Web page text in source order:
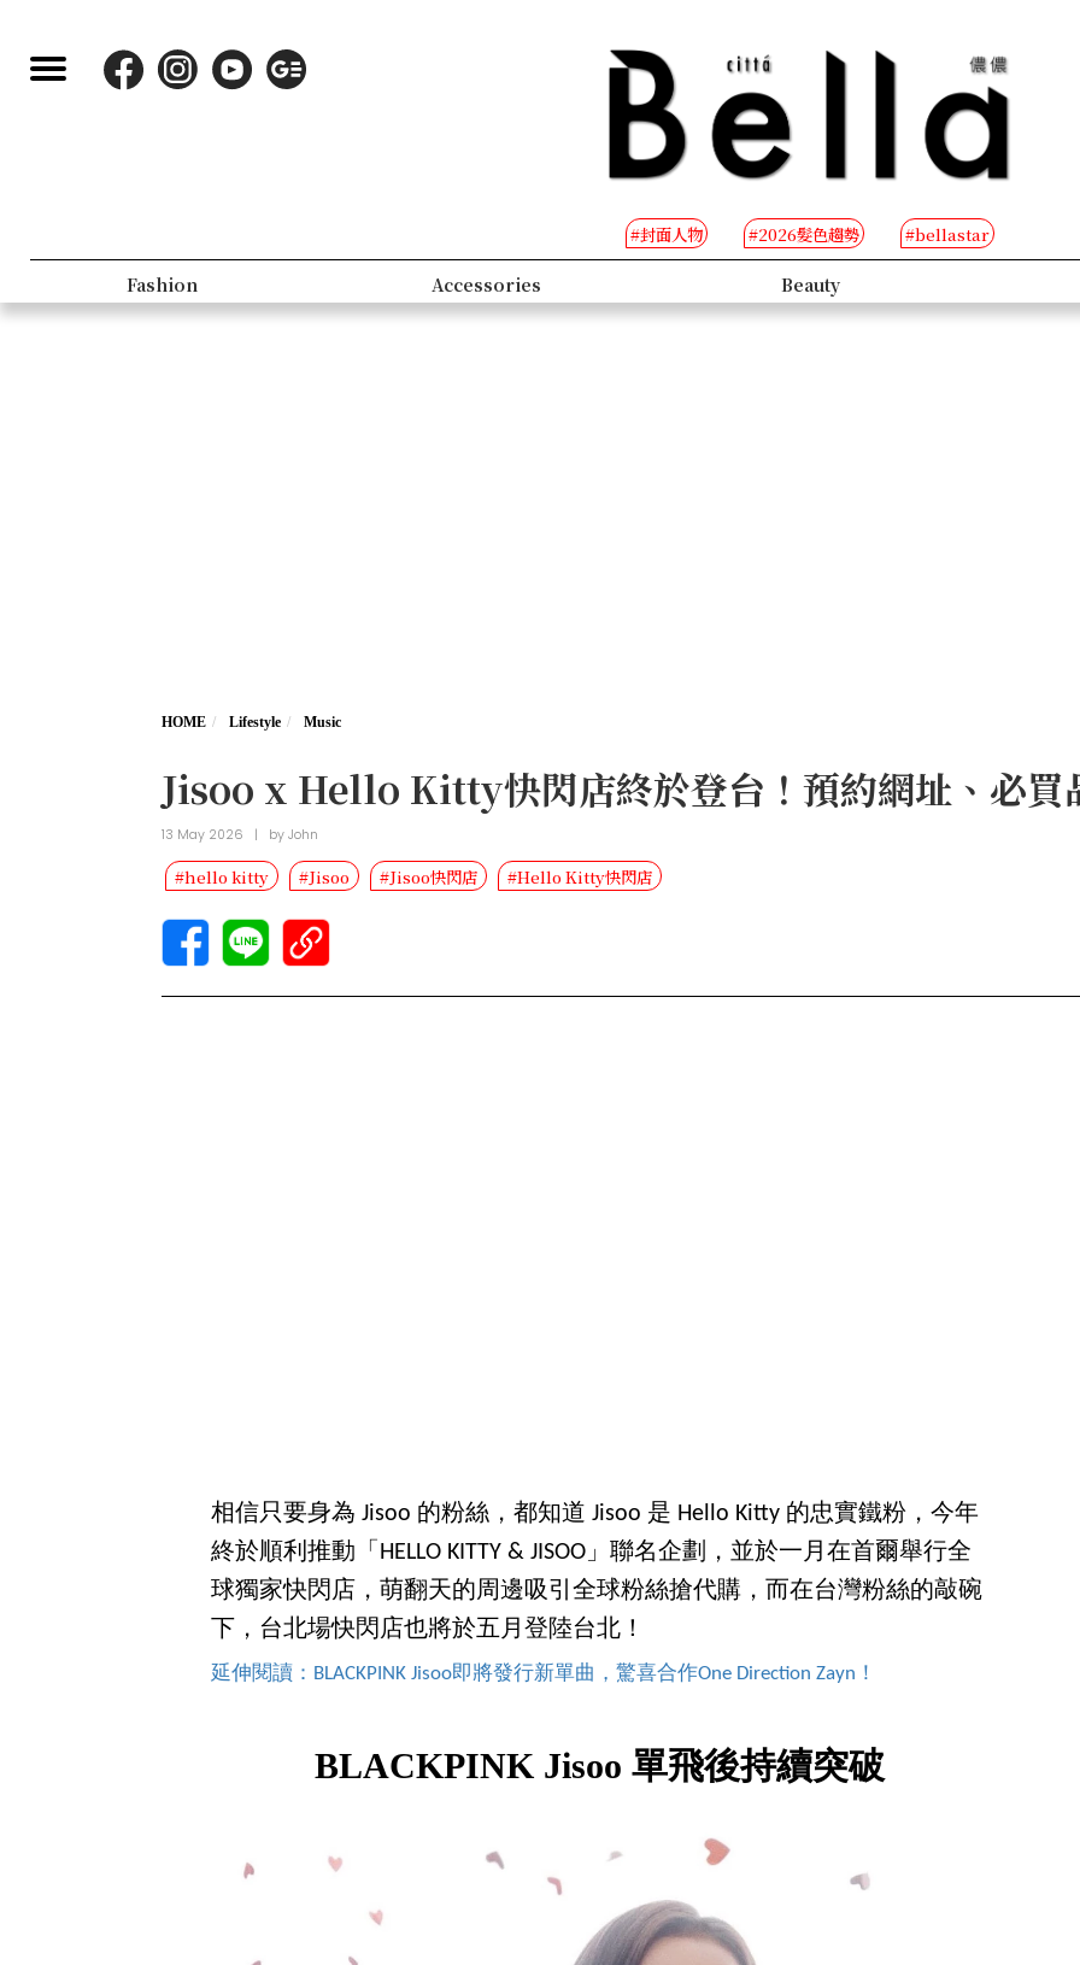
#封面人物 #2026髮色趨勢 #bellastar
Fashion Accessories Beauty
HOME Lifestyle Music
Jisoo x Hello Kitty快閃店終於登台！預約網址、必買
13 May 2026 | byJohn
#hello kitty #Jisoo #Jisoo快閃店 #Hello Kitty快閃店
相信只要身為 Jisoo 的粉絲，都知道 Jisoo 是 Hello Kitty 的忠實鐵粉，今年
終於順利推動「HELLO KITTY & JISOO」聯名企劃，並於一月在首爾舉行全
球獨家快閃店，萌翻天的周邊吸引全球粉絲搶代購，而在台灣粉絲的敲碗
下，台北場快閃店也將於五月登陸台北！
延伸閱讀：BLACKPINK Jisoo即將發行新單曲，驚喜合作One Direction Zayn！
BLACKPINK Jisoo 單飛後持續突破